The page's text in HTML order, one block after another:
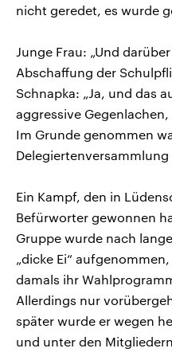
nicht geredet, es wurde
Junge Frau: „Und
Abschaffung der
Schnapka: „Ja, und das
aggressive
Im Grunde genommen
Delegiertenversammlung
Ein Kampf, den in
Befürworter gewonnen
Gruppe wurde nach
„dicke Ei“
damals ihr
Allerdings nur
später wurde er wegen
und unter den